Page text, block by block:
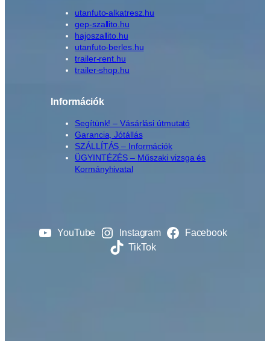
utanfuto-alkatresz.hu
gep-szallito.hu
hajoszallito.hu
utanfuto-berles.hu
trailer-rent.hu
trailer-shop.hu
Információk
Segítünk! – Vásárlási útmutató
Garancia, Jótállás
SZÁLLÍTÁS – Információk
ÜGYINTÉZÉS – Műszaki vizsga és
Kormányhivatal
YouTube Instagram
Facebook
TikTok